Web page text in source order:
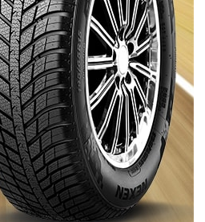
Cumpărați
la credit
MDL/ lună